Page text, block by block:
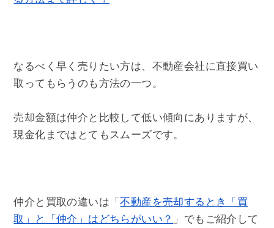
なるべく早く売りたい方は、不動産会社に直接買い
取ってもらうのも方法の一つ。
売却金額は仲介と比較して低い傾向にありますが、
現金化まではとてもスムーズです。
仲介と買取の違いは「不動産を売却するとき「買
取」と「仲介」はどちらがいい？ 」でもご紹介して